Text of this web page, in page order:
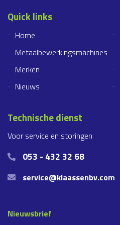
Quick links
Home
Metaalbewerkingsmachines
Merken
Nieuws
Technische dienst
Voor service en storingen
053 - 432 32 68
service@klaassenbv.com
Nieuwsbrief